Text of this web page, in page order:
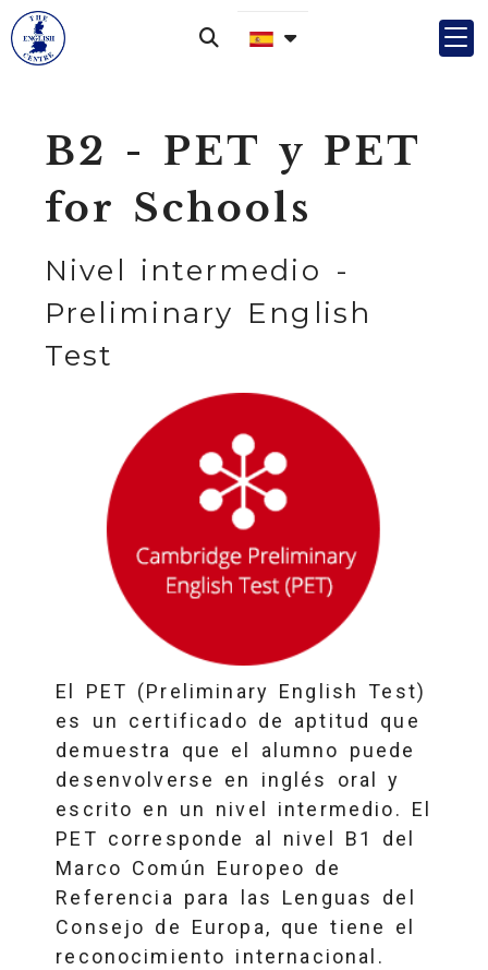
B2 - PET y PET
for Schools
Nivel intermedio -
Preliminary English
Test
El PET (Preliminary English Test)
es un certificado de aptitud que
demuestra que el alumno puede
desenvolverse en inglés oral y
escrito en un nivel intermedio. El
PET corresponde al nivel B1 del
Marco Común Europeo de
Referencia para las Lenguas del
Consejo de Europa, que tiene el
reconocimiento internacional.